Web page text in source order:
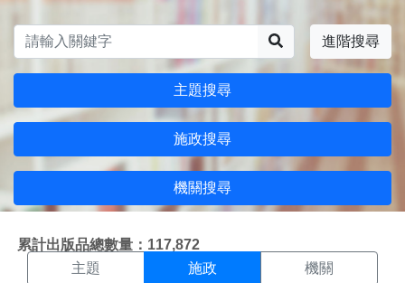
進階搜尋
主題搜尋
施政搜尋
機關搜尋
累計出版品總數量：117,872
施政搜尋結果頁面
主題 施政 機關